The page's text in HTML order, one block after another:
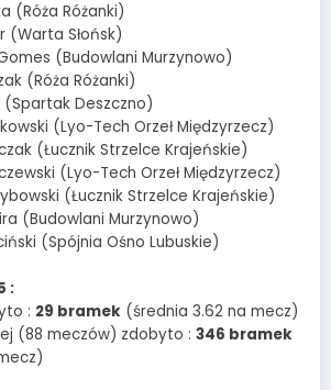
(Róża Różanki)
(Warta Słońsk)
(Budowlani Murzynowo)
(Róża Różanki)
(Spartak Deszczno)
(Lyo-Tech Orzeł Międzyrzecz)
(Łucznik Strzelce Krajeńskie)
(Lyo-Tech Orzeł Międzyrzecz)
(Łucznik Strzelce Krajeńskie)
(Budowlani Murzynowo)
(Spójnia Ośno Lubuskie)
:
: 29 bramek (średnia 3.62 na mecz)
(88 meczów) zdobyto : 346 bramek